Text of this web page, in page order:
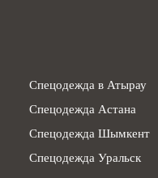
Спецодежда в Атырау
Спецодежда Астана
Спецодежда Шымкент
Спецодежда Уральск